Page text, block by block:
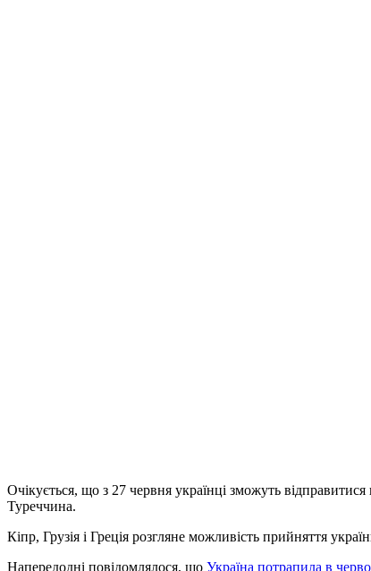
Очікується, що з 27 червня українці зможуть
Туреччина.
Кіпр, Грузія і Греція розгляне можливість прийняття
Напередодні повідомлялося, що Україна потрапила в